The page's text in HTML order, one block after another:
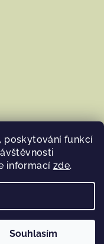
poskytování funkcí
informací zde.
Souhlasím